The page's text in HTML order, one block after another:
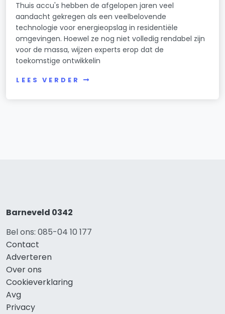
Thuis accu's hebben de afgelopen jaren veel
aandacht gekregen als een veelbelovende
technologie voor energieopslag in residentiële
omgevingen. Hoewel ze nog niet volledig rendabel zijn
voor de massa, wijzen experts erop dat de
toekomstige ontwikkelin
LEES VERDER
Barneveld 0342
Bel ons: 085-04 10 177
Contact
Adverteren
Over ons
Cookieverklaring
Avg
Privacy